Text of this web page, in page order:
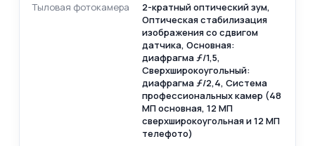
Тыловая фотокамера
2-кратный оптический зум,
Оптическая стабилизация
изображения со сдвигом
датчика, Основная:
диафрагма ƒ/1,5,
Сверхширокоугольный:
диафрагма ƒ/2,4, Система
профессиональных камер (48
МП основная, 12 МП
сверхширокоугольная и 12 МП
телефото)